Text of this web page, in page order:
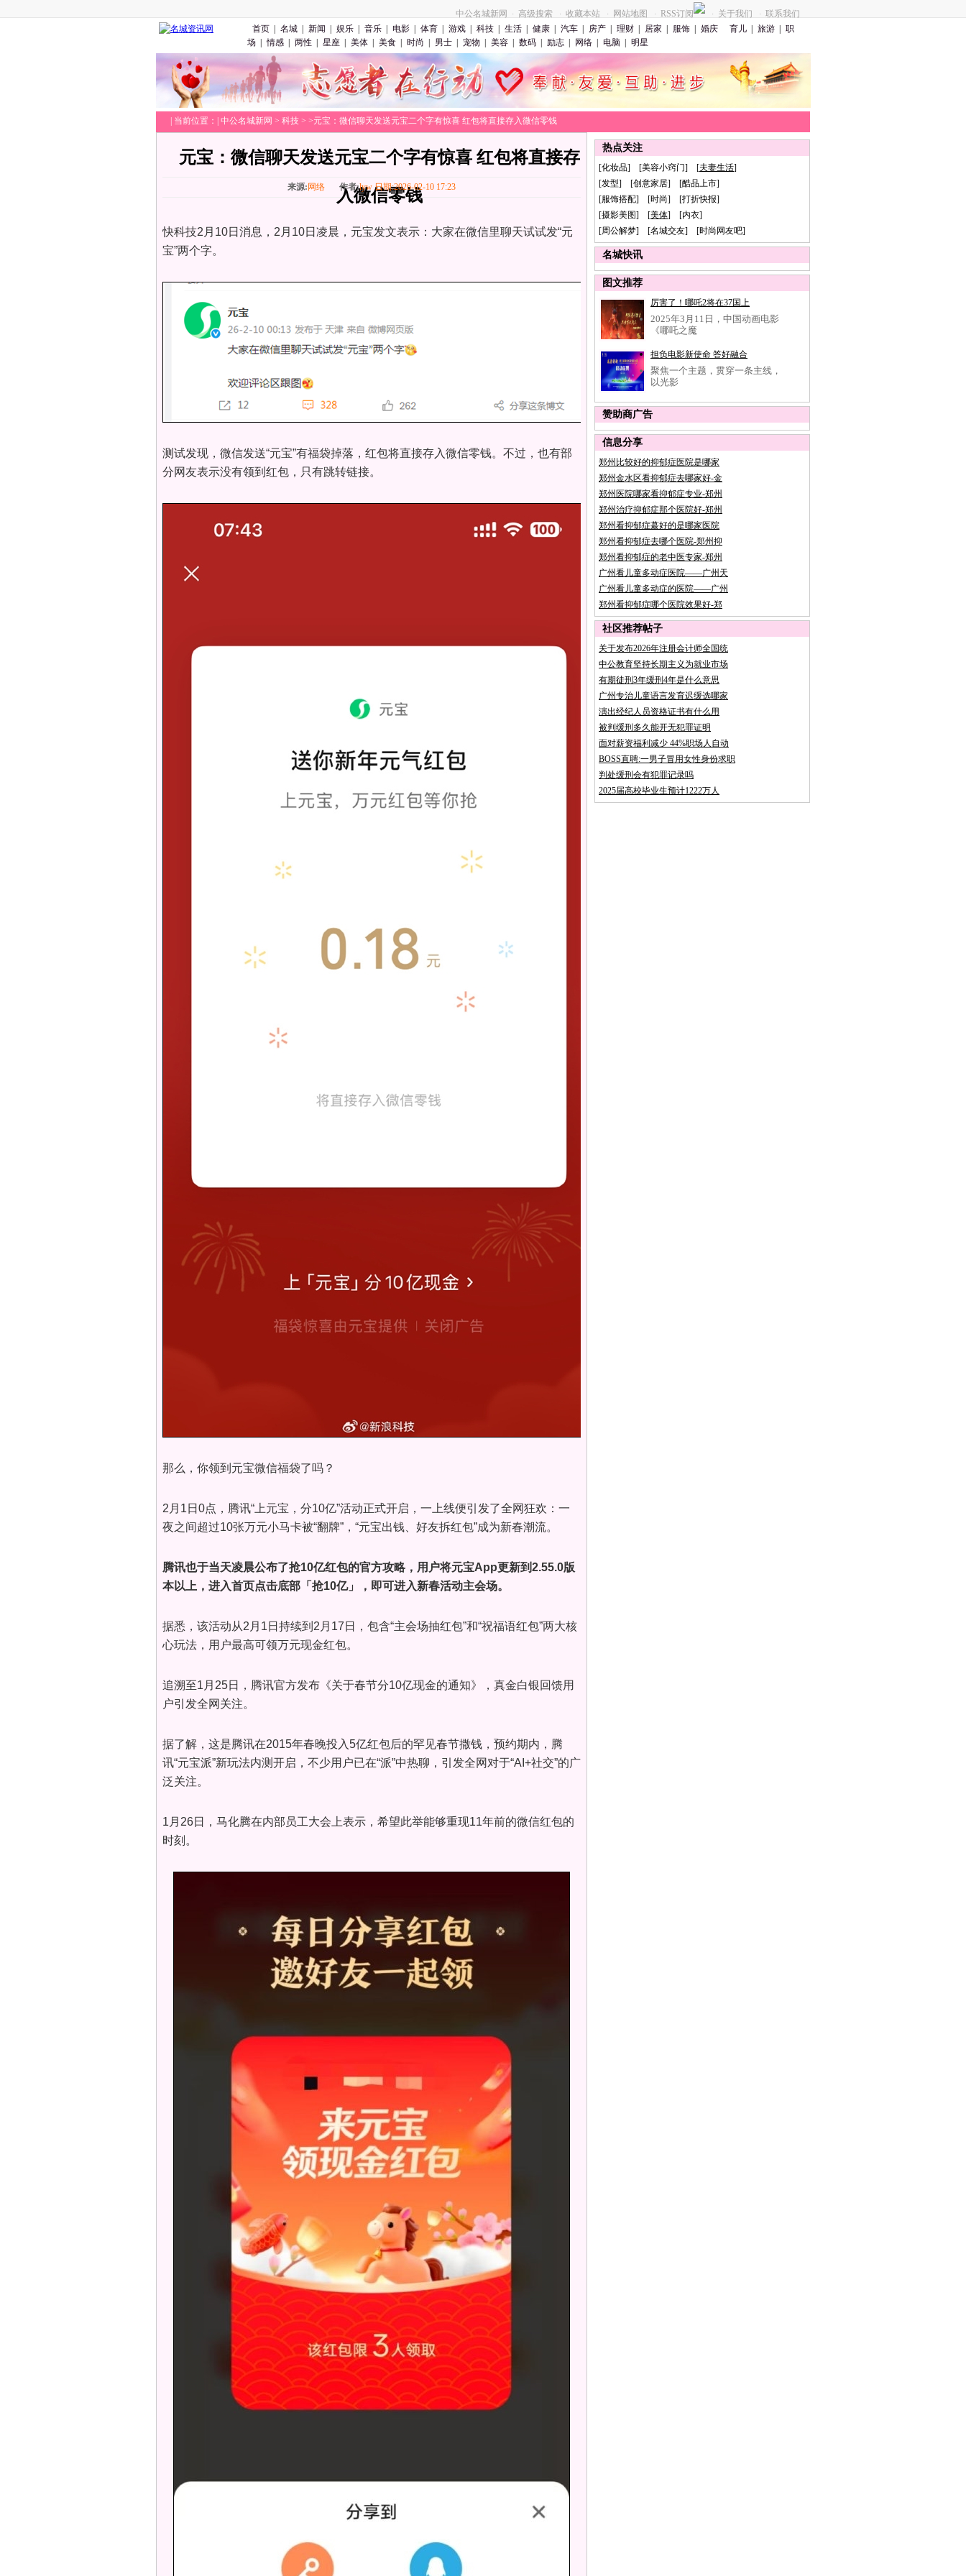
中公名城新网 · 高级搜索 · 收藏本站 · 网站地图 · RSS订阅 · 关于我们 ·
联系我们
首页
名城 新闻 娱乐 音乐 电影 体育 游戏 科技 生活 健康 汽车 房产 理财 居家 服饰 婚庆 育儿 旅游
职
场
情感 两性 星座 美体 美食 时尚 男士 宠物 美容 数码 励志 网络 电脑 明星
当前位置：| 中公名城新网 > 科技 > >元宝：微信聊天发送元宝二个字有惊喜 红包将直接存入微信零钱
元宝：微信聊天发送元宝二个字有惊喜 红包将直接存
入微信零钱
来源: 网络 作者:lyw 日期:2026-02-10 17:23
快科技2月10日消息，2月10日凌晨，元宝发文表示：大家在微信里聊天试试发“元
宝”两个字。
测试发现，微信发送“元宝”有福袋掉落，红包将直接存入微信零钱。不过，也有部
分网友表示没有领到红包，只有跳转链接。
那么，你领到元宝微信福袋了吗？
2月1日0点，腾讯“上元宝，分10亿”活动正式开启，一上线便引发了全网狂欢：一
夜之间超过10张万元小马卡被“翻牌”，“元宝出钱、好友拆红包”成为新春潮流。
腾讯也于当天凌晨公布了抢10亿红包的官方攻略，用户将元宝App更新到2.55.0版
本以上，进入首页点击底部「抢10亿」，即可进入新春活动主会场。
据悉，该活动从2月1日持续到2月17日，包含“主会场抽红包”和“祝福语红包”两大核
心玩法，用户最高可领万元现金红包。
追溯至1月25日，腾讯官方发布《关于春节分10亿现金的通知》，真金白银回馈用
户引发全网关注。
据了解，这是腾讯在2015年春晚投入5亿红包后的罕见春节撒钱，预约期内，腾
讯“元宝派”新玩法内测开启，不少用户已在“派”中热聊，引发全网对于“AI+社交”的广
泛关注。
1月26日，马化腾在内部员工大会上表示，希望此举能够重现11年前的微信红包的
时刻。
热点关注
[化妆品] [美容小窍门] [夫妻生活]
[发型] [创意家居] [酷品上市]
[服饰搭配] [时尚] [打折快报]
[摄影美图] [美体] [内衣]
[周公解梦] [名城交友] [时尚网友吧]
名城快讯
图文推荐
厉害了！哪吒2将在37国上
2025年3月11日，中国动画电影
《哪吒之魔
担负电影新使命 答好融合
聚焦一个主题，贯穿一条主线，
以光影
赞助商广告
信息分享
郑州比较好的抑郁症医院是哪家
郑州金水区看抑郁症去哪家好-金
郑州医院哪家看抑郁症专业-郑州
郑州治疗抑郁症那个医院好-郑州
郑州看抑郁症蕞好的是哪家医院
郑州看抑郁症去哪个医院-郑州抑
郑州看抑郁症的老中医专家-郑州
广州看儿童多动症医院——广州天
广州看儿童多动症的医院——广州
郑州看抑郁症哪个医院效果好-郑
社区推荐帖子
关于发布2026年注册会计师全国统
中公教育坚持长期主义为就业市场
有期徒刑3年缓刑4年是什么意思
广州专治儿童语言发育迟缓选哪家
演出经纪人员资格证书有什么用
被判缓刑多久能开无犯罪证明
面对薪资福利减少 44%职场人自动
BOSS直聘:一男子冒用女性身份求职
判处缓刑会有犯罪记录吗
2025届高校毕业生预计1222万人